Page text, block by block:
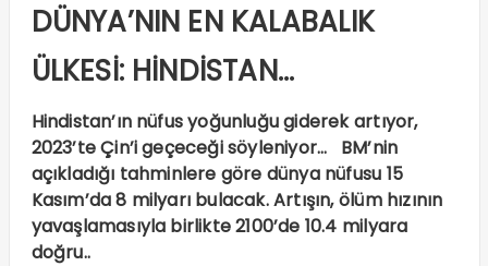
DÜNYA’NIN EN KALABALIK
ÜLKESİ: HİNDİSTAN…
Hindistan’ın nüfus yoğunluğu giderek artıyor,
2023’te Çin’i geçeceği söyleniyor… BM’nin
açıkladığı tahminlere göre dünya nüfusu 15
Kasım’da 8 milyarı bulacak. Artışın, ölüm hızının
yavaşlamasıyla birlikte 2100’de 10.4 milyara
doğru..